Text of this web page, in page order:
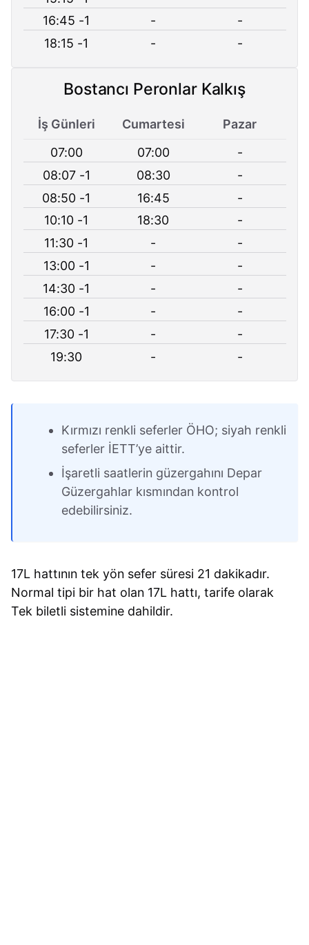
16:45 -1
-
-
18:15 -1
- -
Bostancı Peronlar Kalkış
İş Günleri Cumartesi
Pazar
07:00
07:00
-
08:07 -1
08:30
-
08:50 -1
16:45
-
10:10 -1
18:30
-
11:30 -1
-
-
13:00 -1
-
-
14:30 -1
-
-
16:00 -1
-
-
17:30 -1
-
-
19:30
- -
Kırmızı renkli seferler ÖHO; siyah renkli
seferler İETT’ye aittir.
İşaretli saatlerin güzergahını Depar
Güzergahlar kısmından kontrol
edebilirsiniz.
17L hattının tek yön sefer süresi 21 dakikadır.
Normal tipi bir hat olan 17L hattı, tarife olarak
Tek biletli sistemine dahildir.